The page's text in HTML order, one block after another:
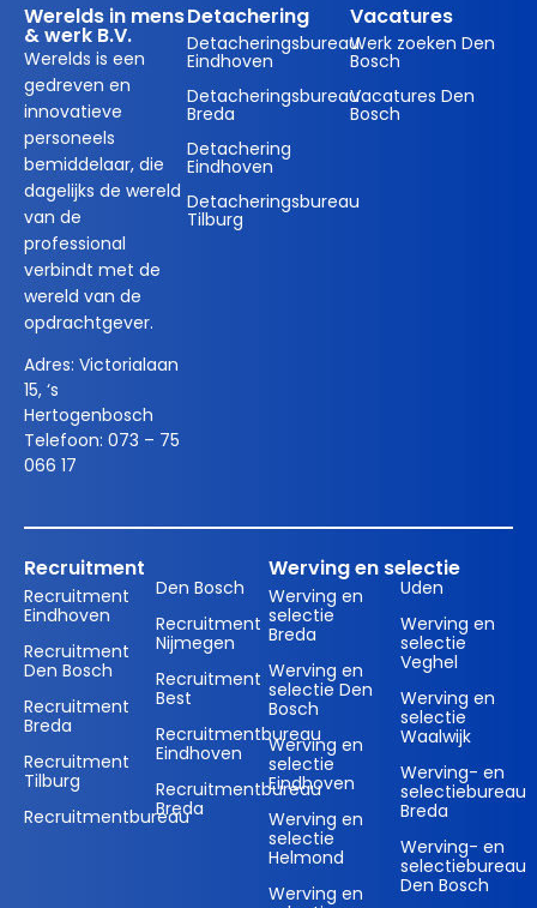
Werelds in mens
& werk B.V.
Werelds is een
gedreven en
innovatieve
personeels
bemiddelaar, die
dagelijks de wereld
van de
professional
verbindt met de
wereld van de
opdrachtgever.
Adres: Victorialaan
15, ‘s
Hertogenbosch
Telefoon: 073 – 75
066 17
Detachering
Detacheringsbureau
Eindhoven
Detacheringsbureau
Breda
Detachering
Eindhoven
Detacheringsbureau
Tilburg
Vacatures
Werk zoeken Den
Bosch
Vacatures Den
Bosch
Recruitment
Recruitment
Eindhoven
Recruitment
Den Bosch
Recruitment
Breda
Recruitment
Tilburg
Recruitmentbureau
Den Bosch
Recruitment
Nijmegen
Recruitment
Best
Recruitmentbureau
Eindhoven
Recruitmentbureau
Breda
Werving en selectie
Werving en
selectie
Breda
Werving en
selectie Den
Bosch
Werving en
selectie
Eindhoven
Werving en
selectie
Helmond
Werving en
Uden
Werving en
selectie
Veghel
Werving en
selectie
Waalwijk
Werving- en
selectiebureau
Breda
Werving- en
selectiebureau
Den Bosch